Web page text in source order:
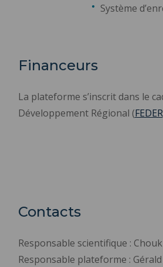
Système
Financeurs
La plateforme s’inscrit dans le
Développement Régional (FEDER
Contacts
Responsable scientifique :
Responsable plateforme :